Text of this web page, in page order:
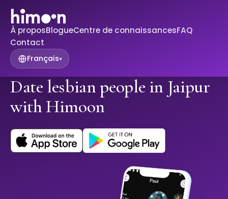
À proposBlogueCentre de connaissancesFAQ
Contact
Français▾
Date lesbian people in Jaipur
with Himoon